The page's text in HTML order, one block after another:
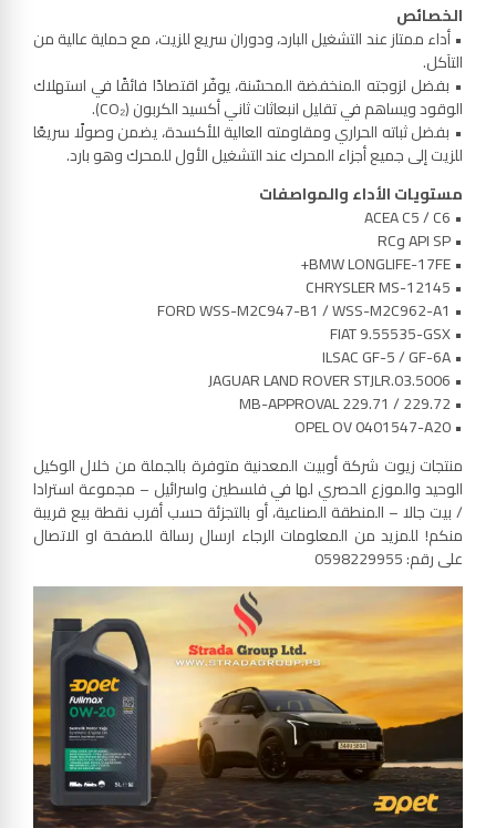
الخصائص
• أداء ممتاز عند التشغيل البارد، ودوران سريع للزيت، مع حماية عالية من
التآكل.
• بفضل لزوجته المنخفضة المحسّنة، يوفّر اقتصادًا فائقًا في استهلاك
الوقود ويساهم في تقليل انبعاثات ثاني أكسيد الكربون (CO₂).
• بفضل ثباته الحراري ومقاومته العالية للأكسدة، يضمن وصولًا سريعًا
للزيت إلى جميع أجزاء المحرك عند التشغيل الأول للمحرك وهو بارد.
مستويات الأداء والمواصفات
• ACEA C5 / C6
• API SP وRC
• BMW LONGLIFE-17FE+
• CHRYSLER MS-12145
• FORD WSS-M2C947-B1 / WSS-M2C962-A1
• FIAT 9.55535-GSX
• ILSAC GF-5 / GF-6A
• JAGUAR LAND ROVER STJLR.03.5006
• MB-APPROVAL 229.71 / 229.72
• OPEL OV 0401547-A20
منتجات زيوت شركة أوبيت المعدنية متوفرة بالجملة من خلال الوكيل
الوحيد والموزع الحصري لها في فلسطين واسرائيل – مجموعة استرادا
/ بيت جالا – المنطقة الصناعية، أو بالتجزئة حسب أقرب نقطة بيع قريبة
منكم! للمزيد من المعلومات الرجاء ارسال رسالة للصفحة او الاتصال
على رقم: 0598229955